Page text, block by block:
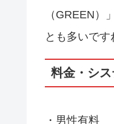
（GREEN）
とも多いです
料金・シス
・男性有料